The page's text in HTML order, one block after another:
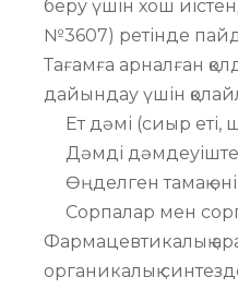
беру үшін хош
№3607) ретінде
Тағамға арналған
дайындау үшін
Ет дәмі (сиыр еті,
Дәмді
Өңделген тамақ
Сорпалар мен
Фармацевтикалық
органикалық